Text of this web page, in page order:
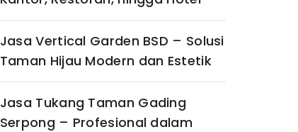
Jasa Vertical Garden BSD – Solusi
Taman Hijau Modern dan Estetik
Jasa Tukang Taman Gading
Serpong – Profesional dalam